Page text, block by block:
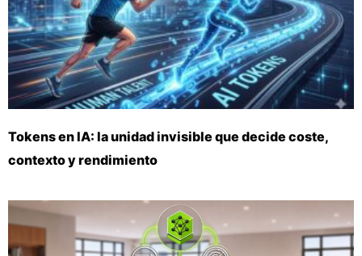
Tokens en IA: la unidad invisible que decide coste,
contexto y rendimiento